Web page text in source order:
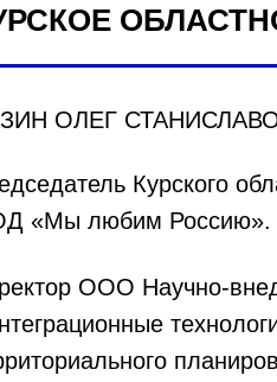
ОЛЕГ
Курского
«Мы любим Россию».
ООО Научно-